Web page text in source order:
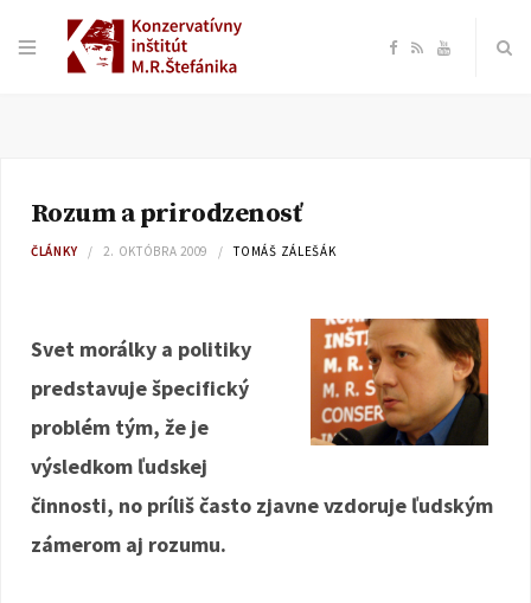
F
o
o
R Y
b
e
Rozum a prirodzenosť
ČLÁNKY 2. OKTÓBRA 2009 TOMÁŠ ZÁLEŠÁK
Svet morálky a politiky
predstavuje špecifický
problém tým, že je
výsledkom ľudskej
činnosti, no príliš často zjavne vzdoruje ľudským
zámerom aj rozumu.